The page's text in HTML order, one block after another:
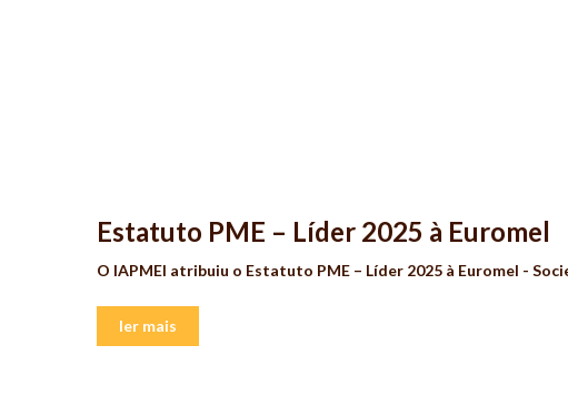
Estatuto PME – Líder 2025 à Euromel
O IAPMEI atribuiu o Estatuto PME – Líder 2025 à Euromel -
ler mais